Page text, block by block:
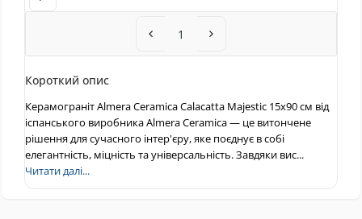
Короткий опис
Керамограніт Almera Ceramica Calacatta Majestic 15x90 см від
іспанського виробника Almera Ceramica — це витончене
рішення для сучасного інтер'єру, яке поєднує в собі
елегантність, міцність та універсальність. Завдяки вис...
Читати далі...